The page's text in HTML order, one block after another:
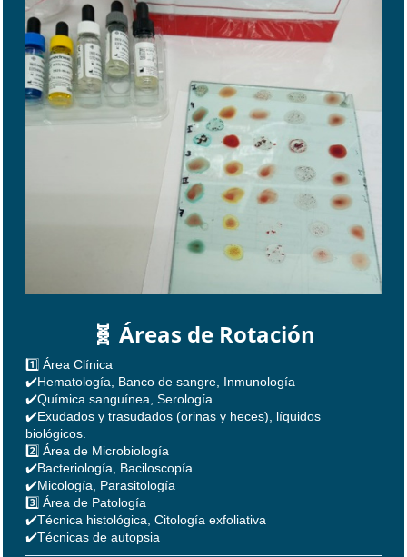
🧬 Áreas de Rotación
1️⃣ Área Clínica
✔️Hematología, Banco de sangre, Inmunología
✔️Química sanguínea, Serología
✔️Exudados y trasudados (orinas y heces), líquidos
biológicos.
2️⃣ Área de Microbiología
✔️Bacteriología, Baciloscopía
✔️Micología, Parasitología
3️⃣ Área de Patología
✔️Técnica histológica, Citología exfoliativa
✔️Técnicas de autopsia